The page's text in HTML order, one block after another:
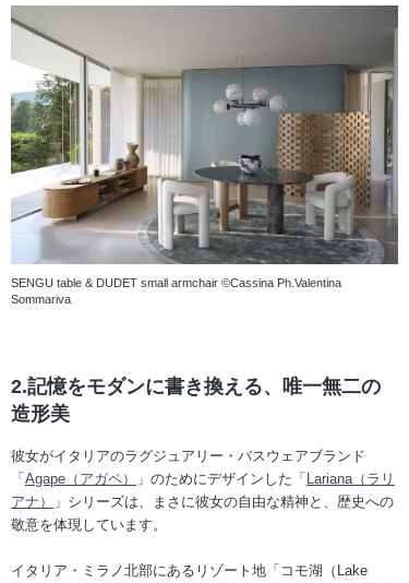
SENGU table & DUDET small armchair ©Cassina Ph.Valentina
Sommariva
2.記憶をモダンに書き換える、唯一無二の
造形美
彼女がイタリアのラグジュアリー・バスウェアブランド
「Agape（アガペ） 」のためにデザインした「Lariana（ラリ
アナ）
」シリーズは、まさに彼女の自由な精神と、歴史への
敬意を体現しています。
イタリア・ミラノ北部にあるリゾート地「コモ湖（Lake